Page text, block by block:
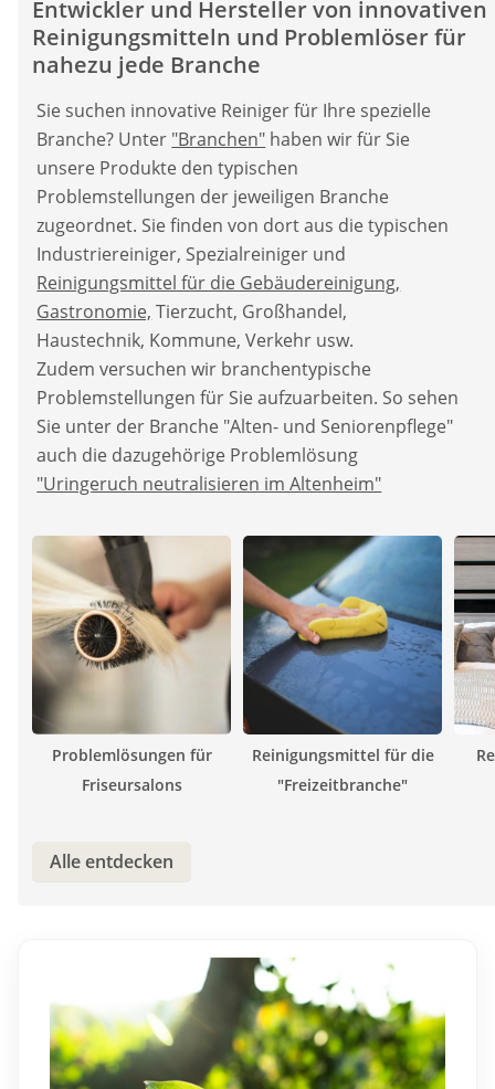
Entwickler und Hersteller von innovativen
Reinigungsmitteln und Problemlöser für
nahezu jede Branche
Sie suchen innovative Reiniger für Ihre spezielle
Branche? Unter "Branchen" haben wir für Sie
unsere Produkte den typischen
Problemstellungen der jeweiligen Branche
zugeordnet. Sie finden von dort aus die typischen
Industriereiniger, Spezialreiniger und
Reinigungsmittel für die Gebäudereinigung,
Gastronomie, Tierzucht, Großhandel,
Haustechnik, Kommune, Verkehr usw.
Zudem versuchen wir branchentypische
Problemstellungen für Sie aufzuarbeiten. So sehen
Sie unter der Branche "Alten- und Seniorenpflege"
auch die dazugehörige Problemlösung
"Uringeruch neutralisieren im Altenheim"
Problemlösungen für
Friseursalons
Reinigungsmittel für die
"Freizeitbranche"
Alle entdecken